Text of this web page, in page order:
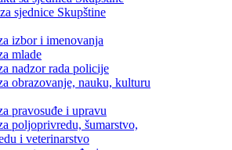
sjednice Skupštine
izbor i imenovanja
mlade
nadzor rada policije
obrazovanje, nauku, kulturu
pravosuđe i upravu
poljoprivredu, šumarstvo,
i veterinarstvo